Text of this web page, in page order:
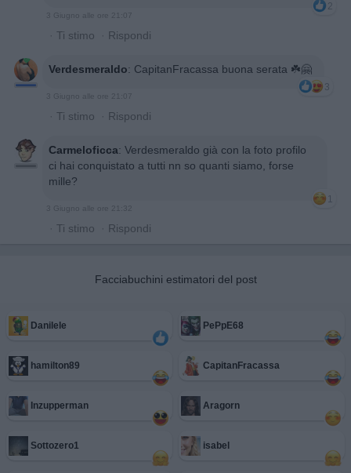
2
3 Giugno alle ore 21:07
· Ti stimo · Rispondi
Verdesmeraldo: CapitanFracassa buona serata ☘️🤗
3
3 Giugno alle ore 21:07
· Ti stimo · Rispondi
Carmeloficca: Verdesmeraldo già con la foto profilo
ci hai conquistato a tutti nn so quanti siamo, forse
mille?
1
3 Giugno alle ore 21:32
· Ti stimo · Rispondi
Facciabuchini estimatori del post
Danilele PePpE68
hamilton89 CapitanFracassa
Inzupperman Aragorn
Sottozero1 isabel